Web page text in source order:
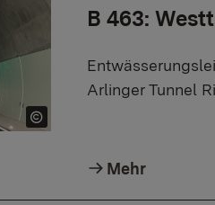
B 463:
Arlinger Tunnel
Mehr